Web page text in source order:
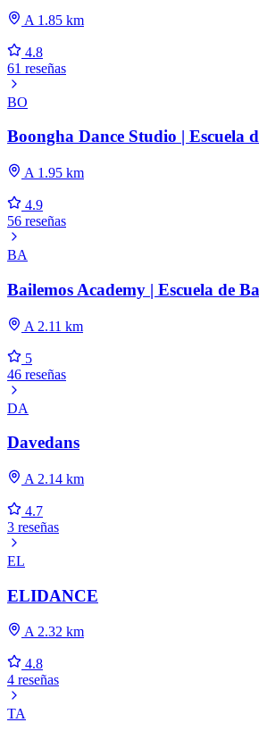
A 1.85 km
4.8
61 reseñas
BO
Boongha Dance Studio | Escuela
A 1.95 km
4.9
56 reseñas
BA
Bailemos Academy | Escuela de
A 2.11 km
5
46 reseñas
DA
Davedans
A 2.14 km
4.7
3 reseñas
EL
ELIDANCE
A 2.32 km
4.8
4 reseñas
TA